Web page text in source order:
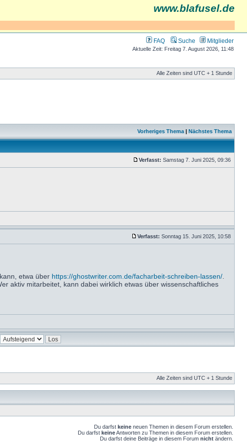
www.blafusel.de
FAQ Suche Mitglieder
Aktuelle Zeit: Freitag 7. August 2026, 11:48
Alle Zeiten sind UTC + 1 Stunde
Vorheriges Thema | Nächstes Thema
Verfasst: Samstag 7. Juni 2025, 09:36
Verfasst: Sonntag 15. Juni 2025, 10:58
etwa über https://ghostwriter.com.de/facharbeit-schreiben-lassen/
aktiv mitarbeitet, kann dabei wirklich etwas über wissenschaftliches
Alle Zeiten sind UTC + 1 Stunde
Du darfst keine neuen Themen in diesem Forum erstellen.
Du darfst keineAntworten zu Themen in diesem Forum erstellen.
Du darfst deine Beiträge in diesem Forum nicht ändern.